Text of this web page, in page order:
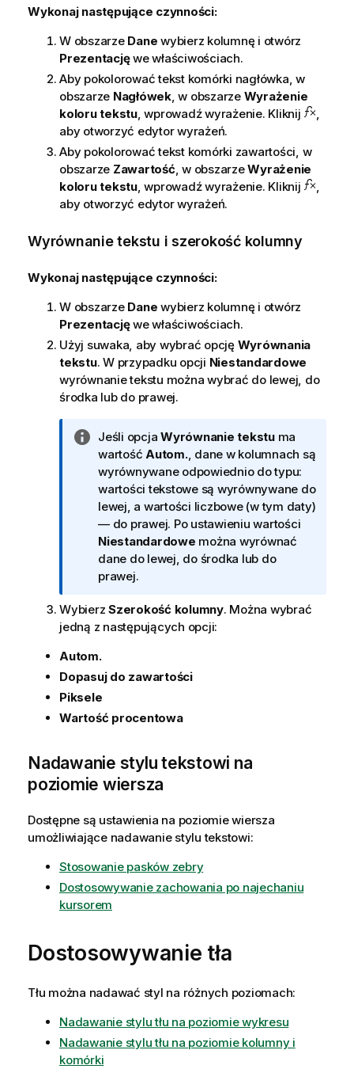
Wykonaj następujące czynności:
W obszarze Dane wybierz kolumnę i otwórz
Prezentacjęwe właściwościach.
Aby pokolorować tekst komórki nagłówka, w
obszarze Nagłówek, w obszarze Wyrażenie
koloru tekstu, wprowadź wyrażenie. Kliknij
,
aby otworzyć edytor wyrażeń.
Aby pokolorować tekst komórki zawartości, w
obszarze Zawartość, w obszarzeWyrażenie
koloru tekstu, wprowadź wyrażenie. Kliknij
,
aby otworzyć edytor wyrażeń.
Wyrównanie tekstu i szerokość kolumny
Wykonaj następujące czynności:
W obszarze Dane wybierz kolumnę i otwórz
Prezentacjęwe właściwościach.
Użyj suwaka, aby wybrać opcję Wyrównania
tekstu. W przypadku opcji Niestandardowe
wyrównanie tekstu można wybrać do lewej, do
środka lub do prawej.
I
n
f
o
r
m
a
c
j
Jeśli opcja Wyrównanie tekstuma
wartość Autom., dane w kolumnach są
wyrównywane odpowiednio do typu:
wartości tekstowe są wyrównywane do
lewej, a wartości liczbowe (w tym daty)
— do prawej. Po ustawieniu wartości
Niestandardowe można wyrównać
dane do lewej, do środka lub do
prawej.
Wybierz Szerokość kolumny. Można wybrać
jedną z następujących opcji:
Autom.
Dopasuj do zawartości
Piksele
Wartość procentowa
Nadawanie stylu tekstowi na
poziomie wiersza
Dostępne są ustawienia na poziomie wiersza
umożliwiające nadawanie stylu tekstowi:
Stosowanie pasków zebry
Dostosowywanie zachowania po najechaniu
kursorem
Dostosowywanie tła
Tłu można nadawać styl na różnych poziomach:
Nadawanie stylu tłu na poziomie wykresu
Nadawanie stylu tłu na poziomie kolumny i
komórki